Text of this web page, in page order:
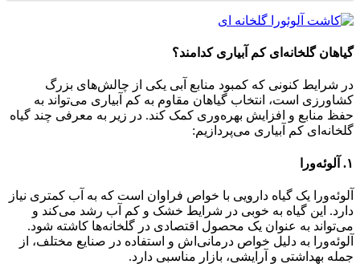
گیاهان گلخانه‌ای کم آبیاری کدامند؟
در شرایط کنونی که کمبود منابع آبی یکی از چالش‌های بزرگ
کشاورزی است، انتخاب گیاهان مقاوم به کم آبیاری می‌تواند به
حفظ منابع و افزایش بهره‌وری کمک کند. در زیر به معرفی چند گیاه
گلخانه‌ای کم آبیاری می‌پردازیم:
۱. آلوئه‌ورا
آلوئه‌ورا یک گیاه دارویی با خواص فراوان است که به آب کمتری نیاز
دارد. این گیاه به خوبی در شرایط خشک و کم آب رشد می‌کند و
می‌تواند به عنوان یک محصول اقتصادی در گلخانه‌ها کاشته شود.
آلوئه‌ورا به دلیل خواص درمانی‌اش و استفاده در صنایع مختلف، از
جمله بهداشتی و آرایشی، بازار مناسبی دارد.